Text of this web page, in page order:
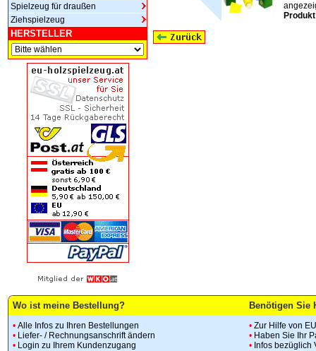
Spielzeug für draußen
Ziehspielzeug
HERSTELLER
Wo ist meine Bestellung? Benötigen Sie
• Alle Infos zu Ihren Bestellungen
• Liefer- / Rechnungsanschrift ändern
• Login zu Ihrem Kundenzugang
• Zur Hilfe von
• Haben Sie Ihr
• Infos bezüglich